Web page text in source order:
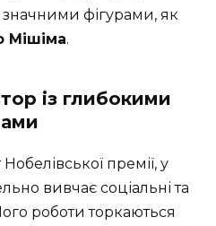
фігурами, як
Мішіма.
із глибокими
премії, у
вивчає соціальні та
роботи торкаються